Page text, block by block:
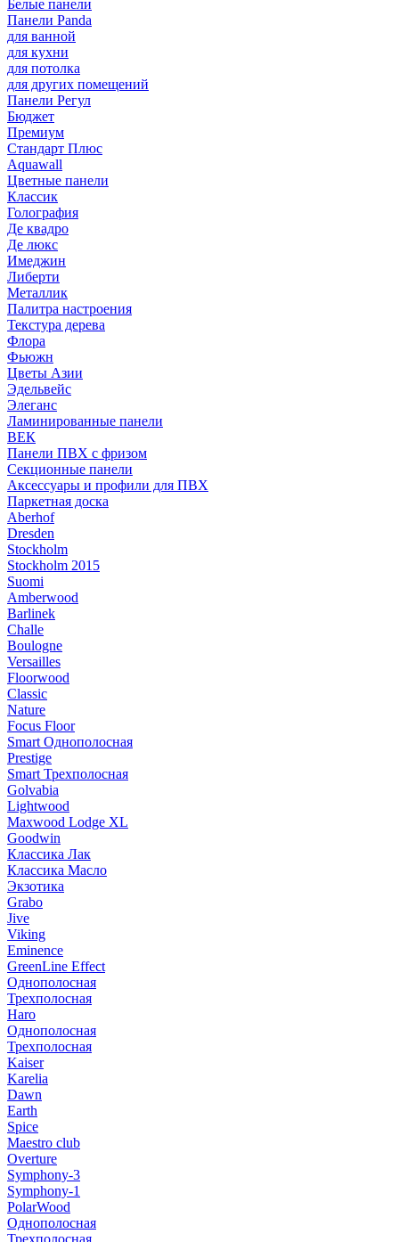
Белые панели
Панели Panda
для ванной
для кухни
для потолка
для других помещений
Панели Регул
Бюджет
Премиум
Стандарт Плюс
Aquawall
Цветные панели
Классик
Голография
Де квадро
Де люкс
Имеджин
Либерти
Металлик
Палитра настроения
Текстура дерева
Флора
Фьюжн
Цветы Азии
Эдельвейс
Элеганс
Ламинированные панели
ВЕК
Панели ПВХ с фризом
Секционные панели
Аксессуары и профили для ПВХ
Паркетная доска
Aberhof
Dresden
Stockholm
Stockholm 2015
Suomi
Amberwood
Barlinek
Challe
Boulogne
Versailles
Floorwood
Classic
Nature
Focus Floor
Smart Однополосная
Prestige
Smart Трехполосная
Golvabia
Lightwood
Maxwood Lodge XL
Goodwin
Классика Лак
Классика Масло
Экзотика
Grabo
Jive
Viking
Eminence
GreenLine Effect
Однополосная
Трехполосная
Haro
Однополосная
Трехполосная
Kaiser
Karelia
Dawn
Earth
Spice
Maestro club
Overture
Symphony-3
Symphony-1
PolarWood
Однополосная
Трехполосная